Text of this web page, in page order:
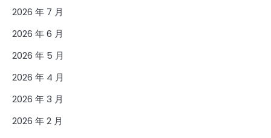
2026 年 7 月
2026 年 6 月
2026 年 5 月
2026 年 4 月
2026 年 3 月
2026 年 2 月